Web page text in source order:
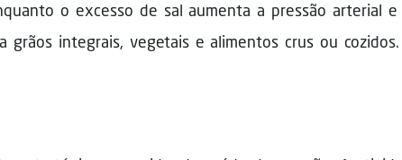
o excesso de sal aumenta a pressão arterial
grãos integrais, vegetais e alimentos crus ou